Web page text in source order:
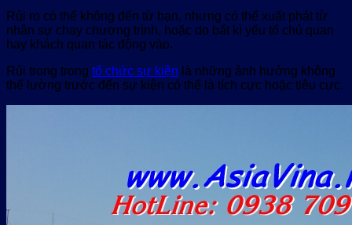
Rủi ro có thể không đến từ bạn, nhưng có thể xuất phát từ
nhân sự chạy chương trình, hoặc do bất kì yếu tố chủ quan
hay khách quan tác động vào.
Rủi trong trong tổ chức sự kiện là những ảnh hưởng không
thể lường trước đến sự kiện có thể là tích cực hoặc tiêu cực.